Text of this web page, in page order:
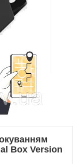
Box Version